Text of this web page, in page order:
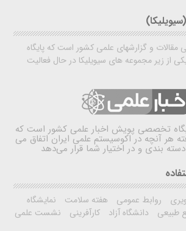
مقالات و گزارشهای علمی کشور است که پایگاه
از زیر مجموعه های سیویلیکا در حال فعالیت
تخصصی پویش اخبار علمی کشور است که
هر آنچه در اکوسیستم علمی ایران اتفاق می
بندی و در اختیار شما قرار می‌دهد
روابط عمومی هفته سلامت
نمایشگاه
طبیعی دانشگاه آزاد کارآفرینی
نشست علمی